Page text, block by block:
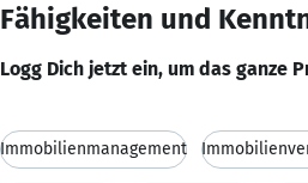
Fähigkeiten und
Logg Dich jetzt ein, um das ganze
Immobilienmanagement